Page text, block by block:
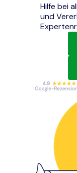
Hilfe bei
und